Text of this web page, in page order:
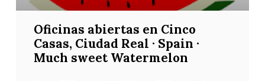
Oficinas abiertas en Cinco
Casas, Ciudad Real · Spain ·
Much sweet Watermelon